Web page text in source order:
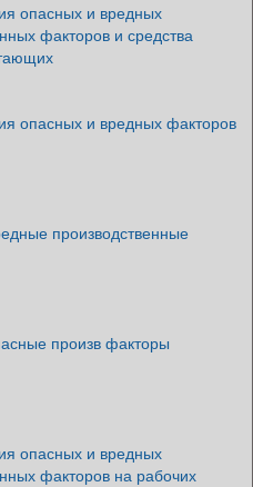
опасных и вредных
факторов и средства
опасных и вредных факторов
производственные
произв факторы
опасных и вредных
факторов на рабочих